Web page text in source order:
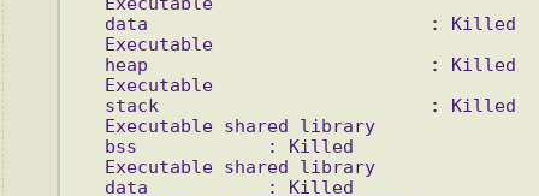
data                          : Killed
Executable
heap                          : Killed
Executable
stack                         : Killed
Executable shared library
bss            : Killed
Executable shared library
data           : Killed